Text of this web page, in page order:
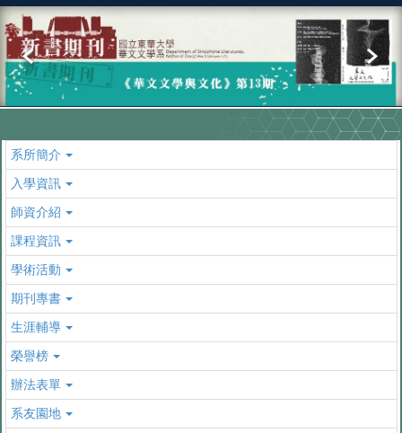
系所簡介
入學資訊
師資介紹
課程資訊
學術活動
期刊專書
生涯輔導
榮譽榜
辦法表單
系友園地